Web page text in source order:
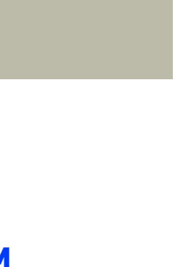
García Jermann, y culminó su
de Música Katarina Gurska,
como la OCNE, RTVE y ORCAM.